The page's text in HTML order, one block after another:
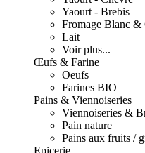
Yaourt - Brebis
Fromage Blanc &
Lait
Voir plus...
Œufs & Farine
Oeufs
Farines BIO
Pains & Viennoiseries
Viennoiseries &
Pain nature
Pains aux fruits /
Epicerie